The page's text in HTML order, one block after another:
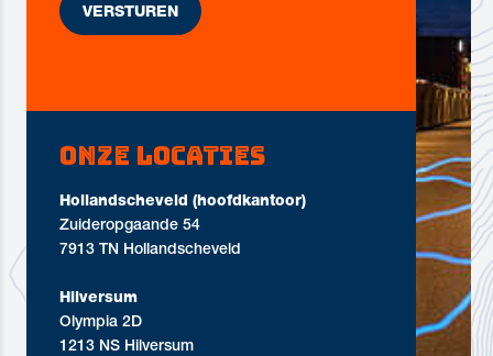
Onze locaties
Hollandscheveld (hoofdkantoor)
Zuideropgaande 54
7913 TN Hollandscheveld
Hilversum
Olympia 2D
1213 NS Hilversum